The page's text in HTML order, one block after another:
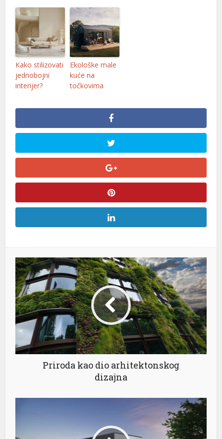
Kako stilizovati
jednobojni
interijer?
Ekološke male
kuće na
točkovima
Priroda kao dio arhitektonskog
dizajna